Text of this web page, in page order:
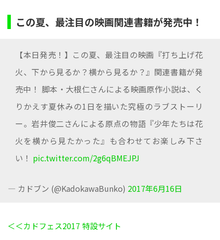
この夏、最注目の映画関連書籍が発売中！
【本日発売！】この夏、最注目の映画『打ち上げ花
火、下から見るか？横から見るか？』関連書籍が発
売中！ 脚本・大根仁さんによる映画原作小説は、く
りかえす夏休みの1日を描いた究極のラブストーリ
ー。岩井俊二さんによる原点の物語『少年たちは花
火を横から見たかった』も合わせてお楽しみ下さ
い！ pic.twitter.com/2g6qBMEJPJ
— カドブン (@KadokawaBunko) 2017年6月16日
＜＜カドフェス2017 特設サイト